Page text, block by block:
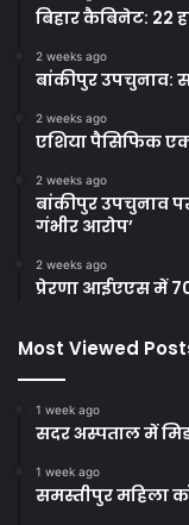
बिहार कैबिनेट: 22
2 weeks ago
बांकीपुर उपचुनाव:
2 weeks ago
एशिया पैसिफिक
2 weeks ago
बांकीपुर उपचुनाव
गंभीर आरोप’
2 weeks ago
प्रेरणा आईएएस में
Most Viewed
1 week ago
सदर अस्पताल में
1 week ago
समस्तीपुर महिला